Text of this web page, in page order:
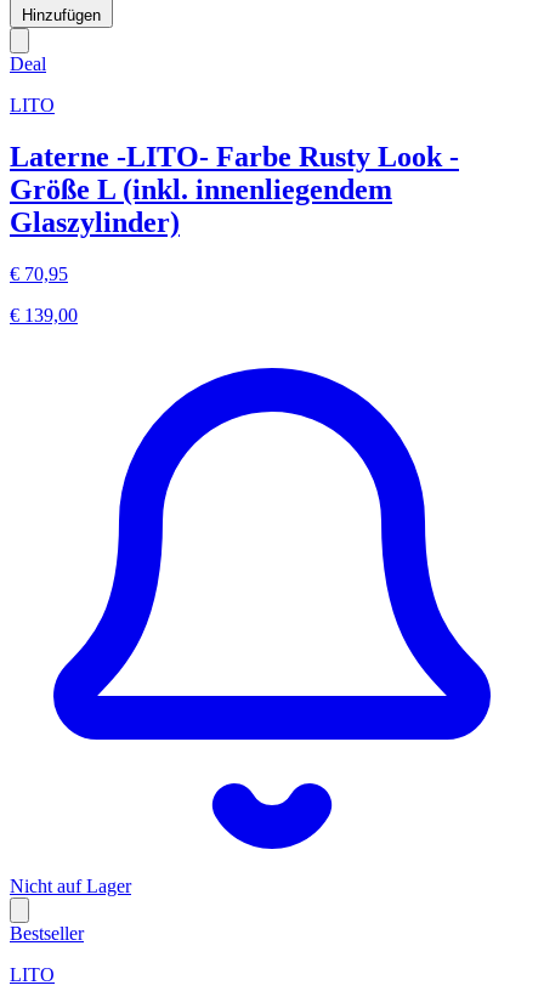
Hinzufügen
Deal
LITO
Laterne -LITO- Farbe Rusty Look -
Größe L (inkl. innenliegendem
Glaszylinder)
€ 70,95
€ 139,00
Nicht auf Lager
Bestseller
LITO